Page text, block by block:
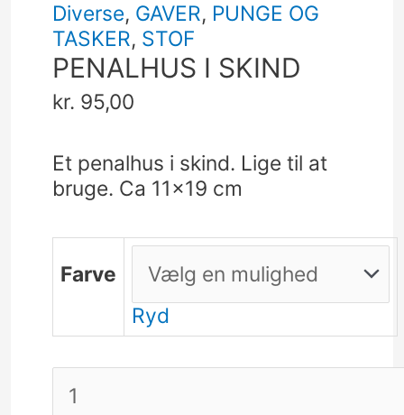
Diverse, GAVER, PUNGE OG
TASKER, STOF
PENALHUS I SKIND
kr. 95,00
Et penalhus i skind. Lige til at
bruge. Ca 11×19 cm
Farve
Ryd